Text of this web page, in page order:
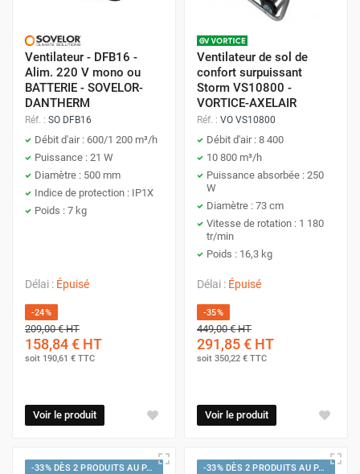
Ventilateur - DFB16 -
Alim. 220 V mono ou
BATTERIE - SOVELOR-
DANTHERM
Réf. : SO DFB16
Débit d'air : 600/1 200 m³/h
Puissance : 21 W
Diamètre : 500 mm
Indice de protection : IP1X
Poids : 7 kg
Délai : Épuisé
-24%
209,00 €HT
158,84 € HT
soit 190,61 € TTC
Voir le produit
Ventilateur de sol de
confort surpuissant
Storm VS10800 -
VORTICE-AXELAIR
Réf. : VO VS10800
Débit d'air : 8 400
10 800 m³/h
Puissance absorbée : 250
W
Diamètre : 73 cm
Vitesse de rotation : 1 180
tr/min
Poids : 16,3 kg
Délai : Épuisé
-35%
449,00 €HT
291,85 € HT
soit 350,22 € TTC
Voir le produit
-33% DÈS 2 PRODUITS AU PANIER -33% DÈS 2 PRODUITS AU PANIER